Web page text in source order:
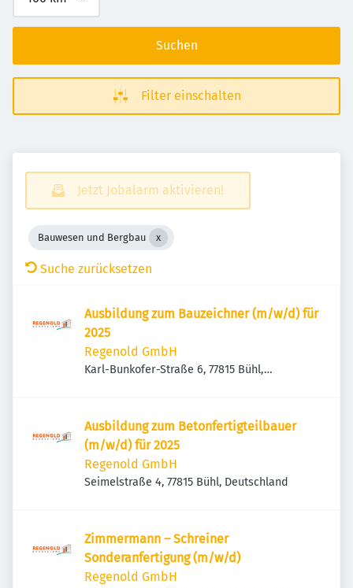
Suchen
Filter einschalten
Jetzt Jobalarm aktivieren!
Bauwesen und Bergbau
Suche zurücksetzen
Ausbildung zum Bauzeichner (m/w/d) für
2025
Regenold GmbH
Karl-Bunkofer-Straße 6, 77815 Bühl,
Ausbildung zum Betonfertigteilbauer
(m/w/d) für 2025
Regenold GmbH
Seimelstraße 4, 77815 Bühl, Deutschland
Zimmermann – Schreiner
Sonderanfertigung (m/w/d)
Regenold GmbH